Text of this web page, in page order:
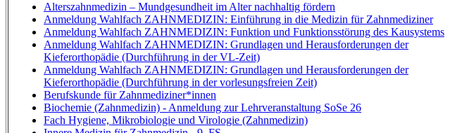
Alterszahnmedizin – Mundgesundheit im Alter nachhaltig fördern
Anmeldung Wahlfach ZAHNMEDIZIN: Einführung in die Medizin für Zahnmediziner
Anmeldung Wahlfach ZAHNMEDIZIN: Funktion und Funktionsstörung des Kausystems
Anmeldung Wahlfach ZAHNMEDIZIN: Grundlagen und Herausforderungen der
Kieferorthopädie (Durchführung in der VL-Zeit)
Anmeldung Wahlfach ZAHNMEDIZIN: Grundlagen und Herausforderungen der
Kieferorthopädie (Durchführung in der vorlesungsfreien Zeit)
Berufskunde für Zahnmediziner*innen
Biochemie (Zahnmedizin) - Anmeldung zur Lehrveranstaltung SoSe 26
Fach Hygiene, Mikrobiologie und Virologie (Zahnmedizin)